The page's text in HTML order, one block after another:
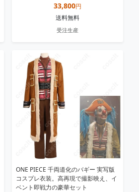
33,800円
送料無料
受注生産
ONE PIECE 千両道化のバギー 実写版
コスプレ衣装。高再現で撮影映え、イ
ベント即戦力の豪華セット